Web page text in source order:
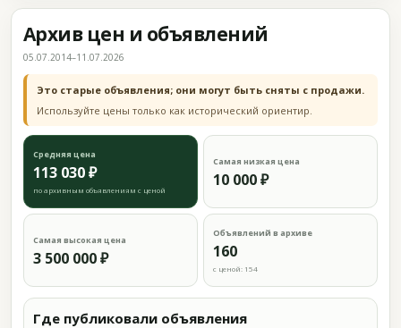
Архив цен и объявлений
05.07.2014–11.07.2026
Это старые объявления; они могут быть сняты с продажи.
Используйте цены только как исторический ориентир.
Средняя цена
113 030 ₽
по архивным объявлениям с ценой
Самая низкая цена
10 000 ₽
Самая высокая цена
3 500 000 ₽
Объявлений в архиве
160
с ценой: 154
Где публиковали объявления